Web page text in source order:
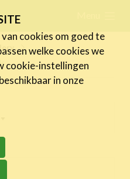
cookies om goed te
welke cookies we
cookie-instellingen
in onze